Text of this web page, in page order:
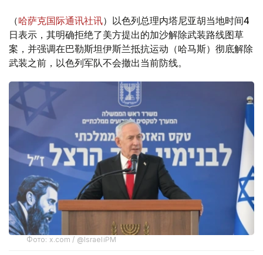
（哈萨克国际通讯社讯）以色列总理内塔尼亚胡当地时间4
日表示，其明确拒绝了美方提出的加沙解除武装路线图草
案，并强调在巴勒斯坦伊斯兰抵抗运动（哈马斯）彻底解除
武装之前，以色列军队不会撤出当前防线。
Фото: x.com / @IsraeliPM